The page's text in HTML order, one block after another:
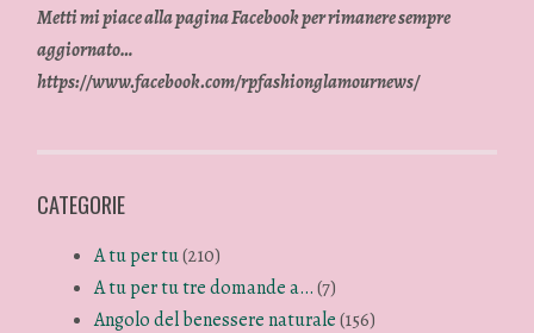
Metti mi piace alla pagina Facebook per rimanere sempre
aggiornato…
https://www.facebook.com/rpfashionglamournews/
CATEGORIE
A tu per tu(210)
A tu per tu tre domande a…(7)
Angolo del benessere naturale(156)